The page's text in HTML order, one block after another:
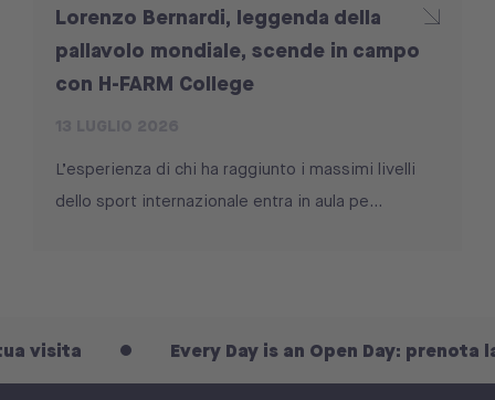
Lorenzo Bernardi, leggenda della
pallavolo mondiale, scende in campo
con H-FARM College
L’esperienza di chi ha raggiunto i massimi livelli
dello sport internazionale entra in aula pe...
Every Day is an Open Day: prenota la